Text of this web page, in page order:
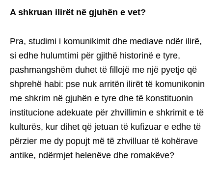
A shkruan ilirët në gjuhën e vet?
Pra, studimi i komunikimit dhe mediave ndër ilirë,
si edhe hulumtimi për gjithë historinë e tyre,
pashmangshëm duhet të fillojë me një pyetje që
shprehë habi: pse nuk arritën ilirët të komunikonin
me shkrim në gjuhën e tyre dhe të konstituonin
institucione adekuate për zhvillimin e shkrimit e të
kulturës, kur dihet që jetuan të kufizuar e edhe të
përzier me dy popujt më të zhvilluar të kohërave
antike, ndërmjet helenëve dhe romakëve?